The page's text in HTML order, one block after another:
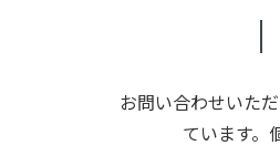
お問い合わせいた
ています。